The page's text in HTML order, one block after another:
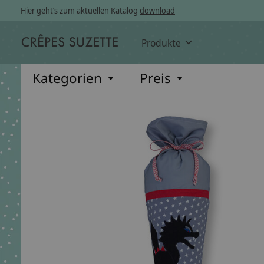
Hier geht’s zum aktuellen Katalog download
Produkte
Kategorien Preis